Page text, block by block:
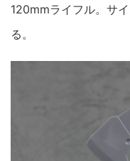
120mmライフル。サ
る。